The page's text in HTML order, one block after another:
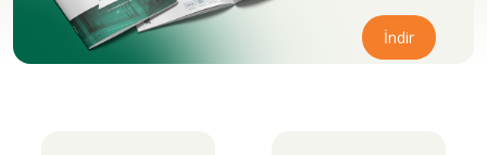
İndir